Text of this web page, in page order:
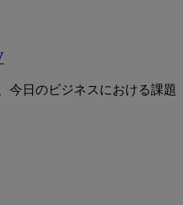
今日のビジネスにおける課題